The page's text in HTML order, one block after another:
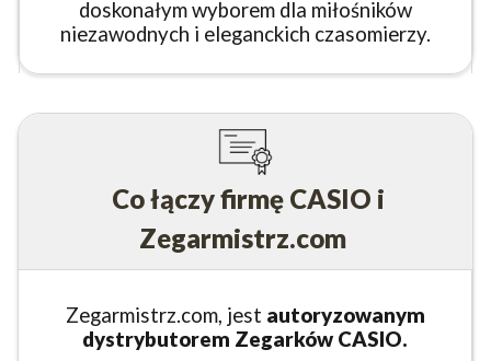
doskonałym wyborem dla miłośników
niezawodnych i eleganckich czasomierzy.
Co łączy firmę CASIO i
Zegarmistrz.com
Zegarmistrz.com, jest autoryzowanym
dystrybutorem Zegarków CASIO.